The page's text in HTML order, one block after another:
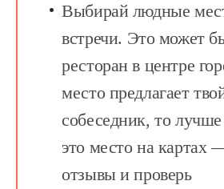
Выбирай людные
встречи. Это может
ресторан в центре
место предлагает
собеседник, то
это место на картах
отзывы и проверь